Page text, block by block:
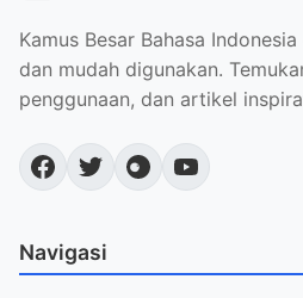
Kamus Besar Bahasa
dan mudah digunakan.
penggunaan, dan artikel
Navigasi